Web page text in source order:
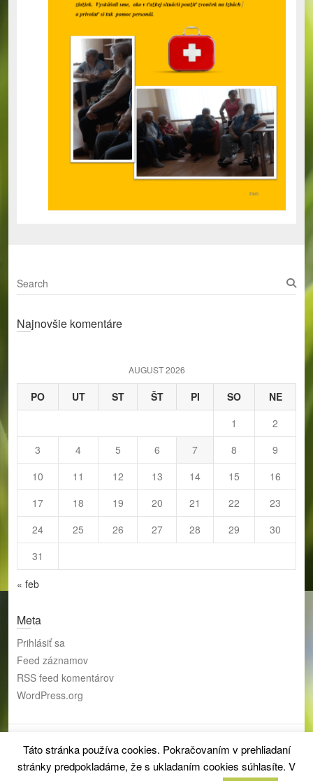
S
e
rNajnovšie komentáre
AUGUST 2026
PO UT ST ŠT PI SO
NE
1
2
3
4 5 6 7 8
9
10
11 12 13 14 15
16
17
18 19 20 21 22
23
24
25 26 27 28 29
30
31
« feb
Meta
Prihlásiť sa
Feed záznamov
RSS feed komentárov
WordPress.org
Copyright © 2026Zariadenie pre seniorov a domov sociálnych
služieb mesta Liptovský Mikuláš | Theme by: Theme Horse| Proudly
Táto stránka používa cookies. Pokračovaním v prehliadaní
stránky predpokladáme, že s ukladaním cookies súhlasíte. V